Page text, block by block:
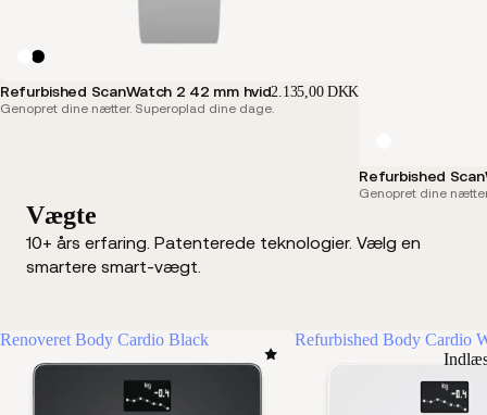
Refurbished ScanWatch 2 42 mm hvid2.135,00 DKK
Genopret dine nætter. Superoplad dine dage.
Refurbished
Genopret dine
Vægte
10+ års erfaring. Patenterede teknologier. Vælg en
smartere smart-vægt.
Renoveret Body Cardio Black Refurbished Body Cardio